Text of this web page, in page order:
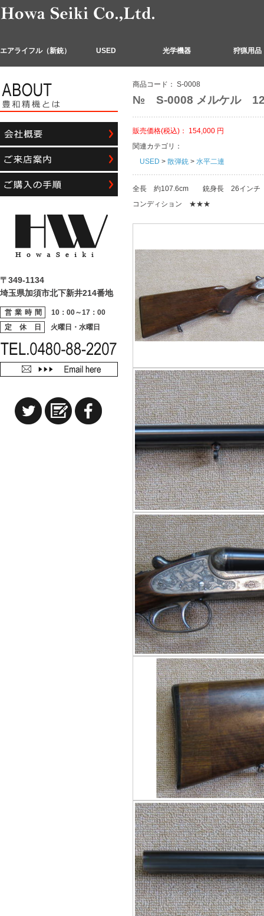
エアライフル（新銃） USED 光学機器 狩猟用品
〒349-1134
埼玉県加須市北下新井214番地
営業時間
10：00～17：00
定 休 日
火曜日・水曜日
商品コード： S-0008
№ S-0008 メルケル
販売価格(税込)： 154,000 円
関連カテゴリ：
USED > 散弾銃 > 水平二連
全長 約107.6cm 銃身長 26インチ
コンディション ★★★